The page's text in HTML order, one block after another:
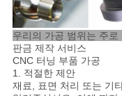
보
호
정
우리의 가공 범위는 주로
판금 제작 서비스
CNC 터닝 부품 가공
1. 적절한 제안
재료, 표면 처리 또는 기